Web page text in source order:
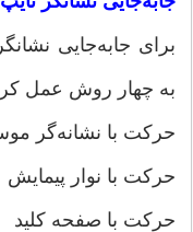
برای جابه‌جایی
به چهار روش عمل
حرکت با نشانه‌گر
حرکت با نوار پیمایش
حرکت با صفحه‌ کلید